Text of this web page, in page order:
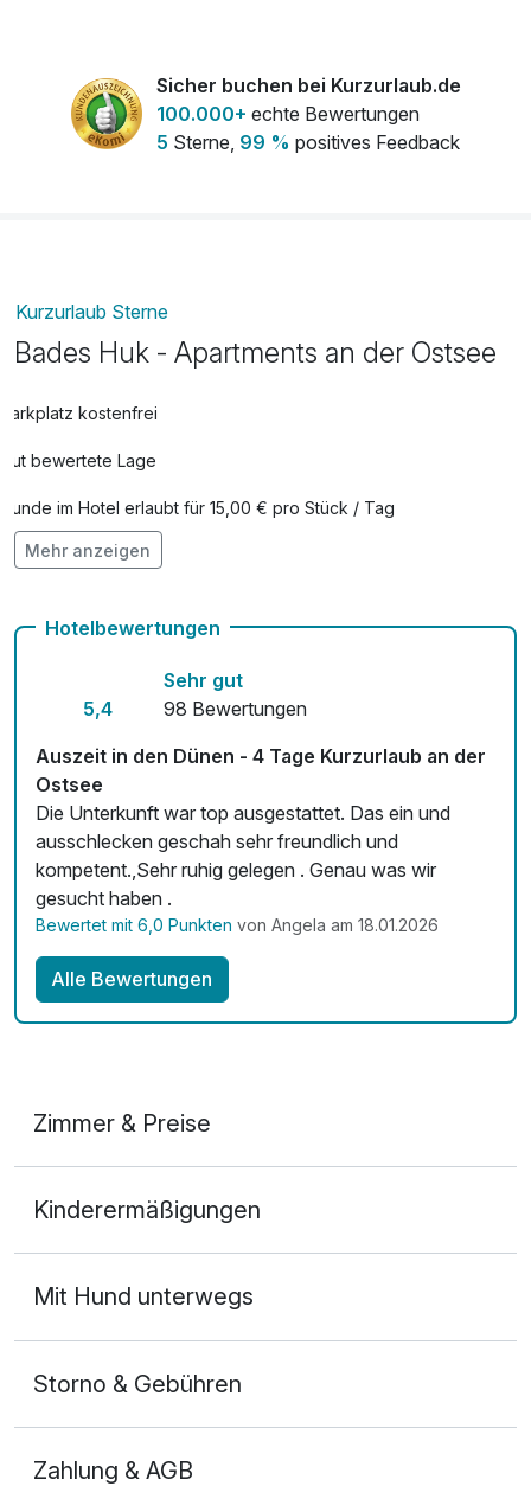
Sicher buchen bei Kurzurlaub.de
100.000+ echte Bewertungen
5 Sterne, 99 % positives Feedback
Kurzurlaub Sterne
Bades Huk - Apartments an der Ostsee
Parkplatz kostenfrei
Gut bewertete Lage
Hunde im Hotel erlaubt für 15,00 € pro Stück / Tag
Fahrradverleih
Mehr anzeigen
Hotelbewertungen
5,4
Sehr gut
98 Bewertungen
Auszeit in den Dünen - 4 Tage Kurzurlaub an der
Ostsee
Die Unterkunft war top ausgestattet. Das ein und
ausschlecken geschah sehr freundlich und
kompetent.,Sehr ruhig gelegen . Genau was wir
gesucht haben .
Bewertet mit 6,0 Punkten von Angela am 18.01.2026
Alle Bewertungen
Zimmer & Preise
2 Erwachsene
Kinderermäßigungen
Mit Hund unterwegs
Storno & Gebühren
Zahlung & AGB